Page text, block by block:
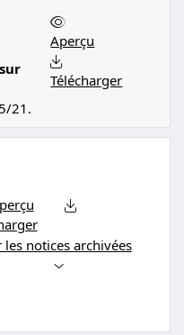
21.
Aperçu
Télécharger
les notices archivées